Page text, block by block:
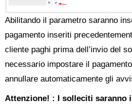
Abilitando il parametro saranno
pagamento inseriti
cliente paghi prima dell’invio del
necessario impostare il
annullare automaticamente gli
Attenzione! : I solleciti saranno